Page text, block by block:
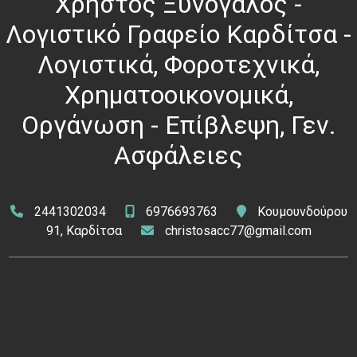
Λογιστικό Γραφείο Καρδίτσα -
Λογιστικά, Φοροτεχνικά,
Χρηματοοικονομικά,
Οργάνωση - Επίβλεψη, Γεν.
Ασφάλειες
2441302034 6976693763
Κουμουνδούρου
91, Καρδίτσα
christosacc77@gmail.com